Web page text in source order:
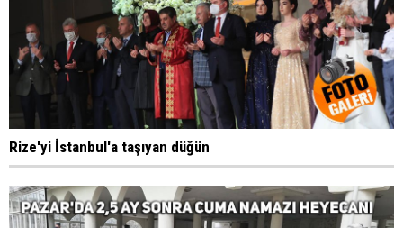
Rize'yi İstanbul'a taşıyan düğün